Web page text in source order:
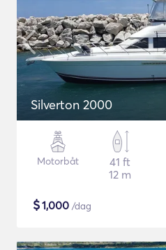
Silverton 2000
Motorbåt
41 ft
12 m
$1,000 /dag